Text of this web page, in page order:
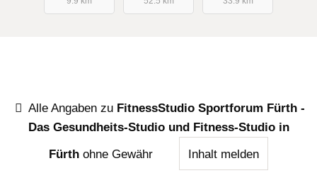
Alle Angaben zu FitnessStudio Sportforum Fürth -
Das Gesundheits-Studio und Fitness-Studio in
Fürth ohne Gewähr Inhalt melden